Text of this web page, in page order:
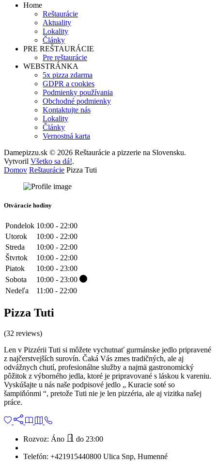
Home
Reštaurácie
Aktuality
Lokality
Články
PRE REŠTAURÁCIE
Pre reštaurácie
WEBSTRÁNKA
5x pizza zdarma
GDPR a cookies
Podmienky používania
Obchodné podmienky
Kontaktujte nás
Lokality
Články
Vernostná karta
Damepizzu.sk © 2026 Reštaurácie a pizzerie na Slovensku.
Vytvoril Všetko sa dá!.
Domov Reštaurácie Pizza Tuti
Otváracie hodiny
Pondelok 10:00 - 22:00
Utorok
10:00 - 22:00
Streda
10:00 - 22:00
Štvrtok
10:00 - 22:00
Piatok
10:00 - 23:00
Sobota
10:00 - 23:00
Nedeľa
11:00 - 22:00
Pizza Tuti
(32 reviews)
Len v Pizzérii Tuti si môžete vychutnať gurmánske jedlo pripravené
z najčerstvejších surovín. Čaká Vás zmes tradičných, ale aj
odvážnych chutí, profesionálne služby a najmä gastronomický
pôžitok z výborného jedla, ktoré je pripravované s láskou k vareniu.
Vyskúšajte u nás naše podpisové jedlo „ Kuracie soté so
šampiňónmi “, pretože Tuti nie je len pizzéria, ale aj vizitka našej
práce.
Rozvoz: Áno do 23:00
Telefón: +421915440800 Ulica Snp, Humenné